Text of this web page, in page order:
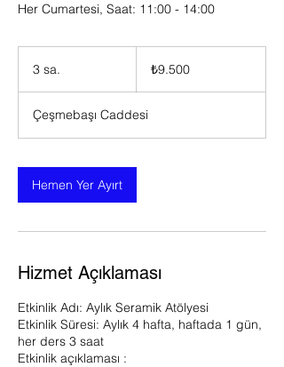
Her Cumartesi, Saat: 11:00 - 14:00
3 sa.
.
Türk
lirası₺9.500
Çeşmebaşı Caddesi
Hemen Yer Ayırt
Hizmet Açıklaması
Etkinlik Adı: Aylık Seramik Atölyesi
Etkinlik Süresi: Aylık 4 hafta, haftada 1 gün,
her ders 3 saat
Etkinlik açıklaması :